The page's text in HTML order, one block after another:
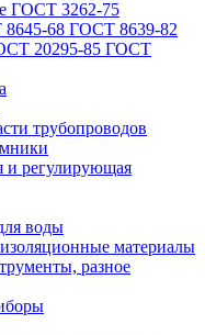
ГОСТ 3262-75
68 ГОСТ 8639-82
20295-85 ГОСТ
трубопроводов
и регулирующая
воды
материалы
разное